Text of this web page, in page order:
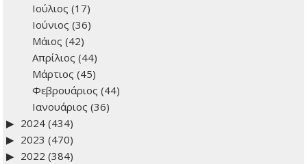
Ιούλιος (17)
Ιούνιος (36)
Μάιος (42)
Απρίλιος (44)
Μάρτιος (45)
Φεβρουάριος (44)
Ιανουάριος (36)
2024 (434)
2023 (470)
2022 (384)